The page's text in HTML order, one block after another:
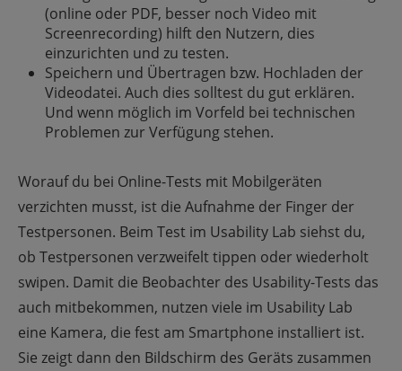
(online oder PDF, besser noch Video mit
Screenrecording) hilft den Nutzern, dies
einzurichten und zu testen.
Speichern und Übertragen bzw. Hochladen der
Videodatei. Auch dies solltest du gut erklären.
Und wenn möglich im Vorfeld bei technischen
Problemen zur Verfügung stehen.
Worauf du bei Online-Tests mit Mobilgeräten
verzichten musst, ist die Aufnahme der Finger der
Testpersonen. Beim Test im Usability Lab siehst du,
ob Testpersonen verzweifelt tippen oder wiederholt
swipen. Damit die Beobachter des Usability-Tests das
auch mitbekommen, nutzen viele im Usability Lab
eine Kamera, die fest am Smartphone installiert ist.
Sie zeigt dann den Bildschirm des Geräts zusammen